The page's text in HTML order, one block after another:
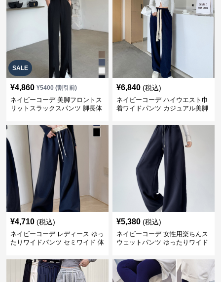
SALE
¥4,860 ¥5400(割引前)
ネイビーコーデ 美脚フロントス
リットスラックスパンツ 脚長体
¥6,840 (税込)
ネイビーコーデ ハイウエスト巾
着ワイドパンツ カジュアル美脚
¥4,710 (税込)
ネイビーコーデ レディース ゆっ
たりワイドパンツ セミワイド 体
¥5,380 (税込)
ネイビーコーデ 女性用楽ちんス
ウェットパンツ ゆったりワイド